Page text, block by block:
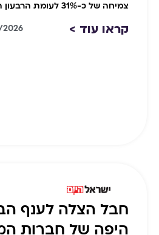
צמיחה של כ-31% לעומת הרבעון המקביל אשתקד
קראו עוד > 2026
חבל הצלה לענף
היפה של חברות